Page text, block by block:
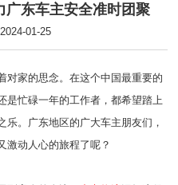
广东车主安全准时团聚
01-25
对家的思念。在这个中国最重要的
是忙碌一年的工作者，都希望踏上
乐。广东地区的广大车主朋友们，
激动人心的旅程了呢？